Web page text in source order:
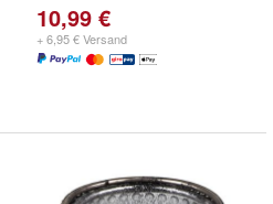
10,99 €
+ 6,95 € Versand